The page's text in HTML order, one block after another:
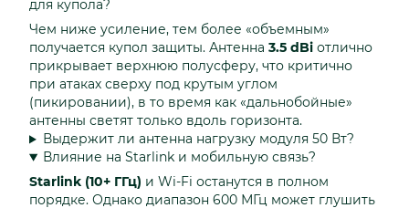
для купола?
Чем ниже усиление, тем более «объемным»
получается купол защиты. Антенна 3.5 dBi отлично
прикрывает верхнюю полусферу, что критично
при атаках сверху под крутым углом
(пикировании), в то время как «дальнобойные»
антенны светят только вдоль горизонта.
Выдержит ли антенна нагрузку модуля 50 Вт?
Влияние на Starlink и мобильную связь?
Starlink (10+ ГГц) и Wi-Fi останутся в полном
порядке. Однако диапазон 600 МГц может глушить